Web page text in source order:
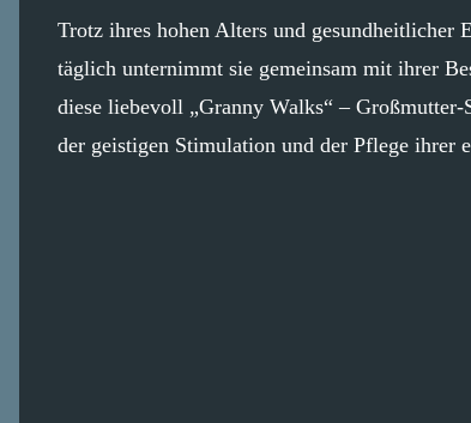
Trotz ihres hohen Alters und
täglich unternimmt sie gemeinsam mit ihrer
diese liebevoll „Granny Walks“ –
der geistigen Stimulation und der Pflege ihrer